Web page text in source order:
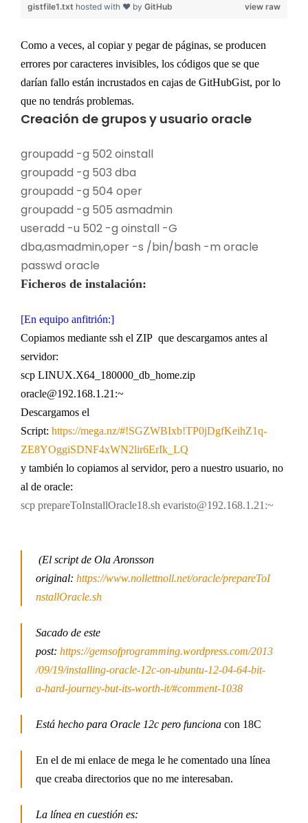
view raw
gistfile1.txt hosted with ❤ by GitHub
Como a veces, al copiar y pegar de páginas, se producen
errores por caracteres invisibles, los códigos que se que
darían fallo están incrustados en cajas de GitHubGist, por lo
que no tendrás problemas.
Creación de grupos y usuario oracle
groupadd -g 502 oinstall
groupadd -g 503 dba
groupadd -g 504 oper
groupadd -g 505 asmadmin
useradd -u 502 -g oinstall -G
dba,asmadmin,oper -s /bin/bash -m oracle
passwd oracle
Ficheros de instalación:
[En equipo anfitrión:]
Copiamos mediante ssh el ZIP que descargamos antes al
servidor:
scp LINUX.X64_180000_db_home.zip
oracle@192.168.1.21:~
Descargamos el
Script: https://mega.nz/#!SGZWBIxb!TP0jDgfKeihZ1q-
ZE8YOggiSDNF4xWN2lir6ErIk_LQ
y también lo copiamos al servidor, pero a nuestro usuario, no
al de oracle:
scp prepareToInstallOracle18.sh evaristo@192.168.1.21:~
(El script de Ola Aronsson
original: https://www.nollettnoll.net/oracle/prepareToI
nstallOracle.sh
Sacado de este
post: https://gemsofprogramming.wordpress.com/2013
/09/19/installing-oracle-12c-on-ubuntu-12-04-64-bit-
a-hard-journey-but-its-worth-it/#comment-1038
Está hecho para Oracle 12c pero funciona con 18C
En el de mi enlace de mega le he comentado una línea
que creaba directorios que no me interesaban.
La línea en cuestión es: